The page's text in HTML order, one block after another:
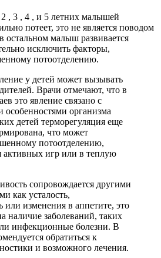
, 3 , 4 , и 5 летних малышей
потеет, это не является поводом
остальном малыш развивается
исключить факторы,
потоотделению.
у детей может вызывать
Врачи отмечают, что в
это явление связано с
особенностями организма
детей терморегуляция еще
что может
потоотделению,
активных игр или в теплую
сопровождается другими
как усталость,
или изменения в аппетите, это
наличие заболеваний, таких
инфекционные болезни. В
обратиться к
и возможного лечения.